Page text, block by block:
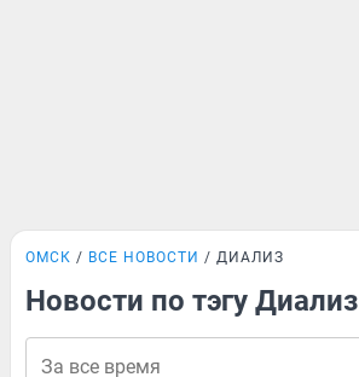
ОМСК ВСЕ НОВОСТИ ДИАЛИЗ
Новости по тэгу Диализ